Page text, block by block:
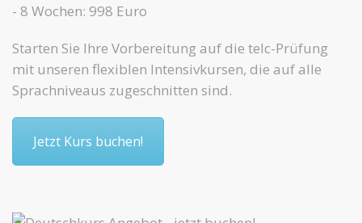
- 8 Wochen: 998 Euro
Starten Sie Ihre Vorbereitung auf die telc-Prüfung
mit unseren flexiblen Intensivkursen, die auf alle
Sprachniveaus zugeschnitten sind.
Jetzt Kurs buchen!